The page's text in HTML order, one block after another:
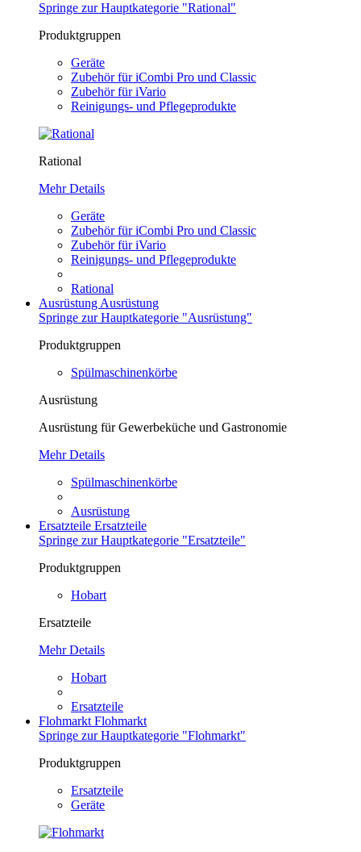
Springe zur Hauptkategorie "Rational"
Produktgruppen
Geräte
Zubehör für iCombi Pro und Classic
Zubehör für iVario
Reinigungs- und Pflegeprodukte
Rational
Mehr Details
Geräte
Zubehör für iCombi Pro und Classic
Zubehör für iVario
Reinigungs- und Pflegeprodukte
Rational
Ausrüstung Ausrüstung
Springe zur Hauptkategorie "Ausrüstung"
Produktgruppen
Spülmaschinenkörbe
Ausrüstung
Ausrüstung für Gewerbeküche und Gastronomie
Mehr Details
Spülmaschinenkörbe
Ausrüstung
Ersatzteile Ersatzteile
Springe zur Hauptkategorie "Ersatzteile"
Produktgruppen
Hobart
Ersatzteile
Mehr Details
Hobart
Ersatzteile
Flohmarkt Flohmarkt
Springe zur Hauptkategorie "Flohmarkt"
Produktgruppen
Ersatzteile
Geräte